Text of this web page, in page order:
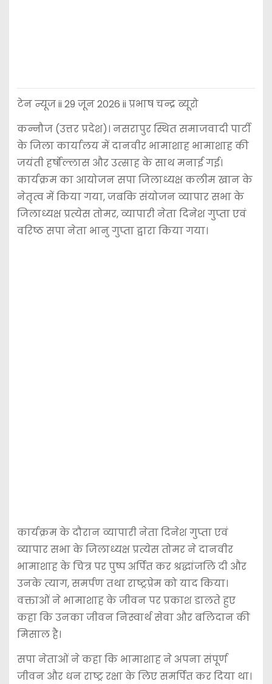
टेन न्यूज ii 29 जून 2026 ii प्रभाष चन्द्र ब्यूरो
कन्नौज (उत्तर प्रदेश)। नसरापुर स्थित समाजवादी पार्टी
के जिला कार्यालय में दानवीर भामाशाह भामाशाह की
जयंती हर्षोल्लास और उत्साह के साथ मनाई गई।
कार्यक्रम का आयोजन सपा जिलाध्यक्ष कलीम खान के
नेतृत्व में किया गया, जबकि संयोजन व्यापार सभा के
जिलाध्यक्ष प्रत्येस तोमर, व्यापारी नेता दिनेश गुप्ता एवं
वरिष्ठ सपा नेता भानु गुप्ता द्वारा किया गया।
कार्यक्रम के दौरान व्यापारी नेता दिनेश गुप्ता एवं
व्यापार सभा के जिलाध्यक्ष प्रत्येस तोमर ने दानवीर
भामाशाह के चित्र पर पुष्प अर्पित कर श्रद्धांजलि दी और
उनके त्याग, समर्पण तथा राष्ट्रप्रेम को याद किया।
वक्ताओं ने भामाशाह के जीवन पर प्रकाश डालते हुए
कहा कि उनका जीवन निस्वार्थ सेवा और बलिदान की
मिसाल है।
सपा नेताओं ने कहा कि भामाशाह ने अपना संपूर्ण
जीवन और धन राष्ट्र रक्षा के लिए समर्पित कर दिया था।